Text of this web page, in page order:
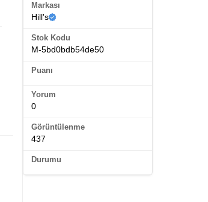
Markası
Hill's
Stok Kodu
M-5bd0bdb54de50
Puanı
Yorum
0
Görüntülenme
437
Durumu